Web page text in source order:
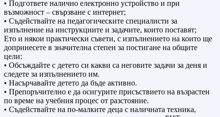
• Подгответе налично електронно устройство и при
възможност – свързване с интернет;
• Съдействайте на педагогическите специалисти за
изпълнение на инструкциите и задачите, които поставят;
Ето и някои практически съвети, с изпълнението на които ще
допринесете в значителна степен за постигане на общите
цели:
• Обсъждайте с детето си какви са неговите задачи за деня и
следете за изпълнението им.
• Насърчавайте детето да бъде активно.
• Препоръчително е да осигурите присъствието на възрастен
по време на учебния процес от разстояние.
• Съдействайте на по-малките деца с наличната техника,